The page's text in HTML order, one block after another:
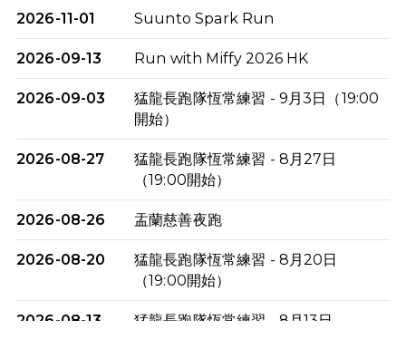
2026-11-01 Suunto Spark Run
2026-09-13 Run with Miffy 2026 HK
2026-09-03
猛龍長跑隊恆常練習 - 9月3日（19:00
開始）
2026-08-27
猛龍長跑隊恆常練習 - 8月27日
（19:00開始）
2026-08-26 盂蘭慈善夜跑
2026-08-20
猛龍長跑隊恆常練習 - 8月20日
（19:00開始）
2026-08-13
猛龍長跑隊恆常練習 - 8月13日